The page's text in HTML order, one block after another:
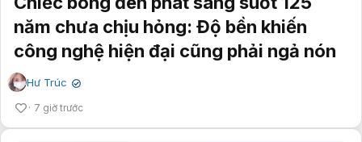
năm chưa chịu hỏng: Độ bền khiến
công nghệ hiện đại cũng phải ngả nón
Hư Trúc ✔
7 giờ trước